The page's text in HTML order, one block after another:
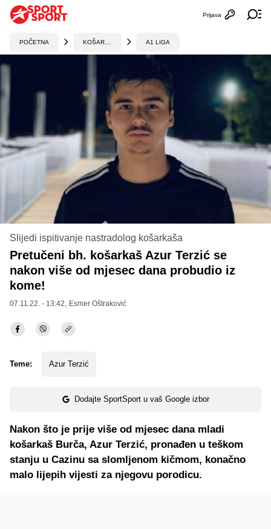
Otvori
Prijava
POČETNA A1 LIGA
Slijedi ispitivanje nastradolog košarkaša
Pretučeni bh. košarkaš Azur Terzić se
nakon više od mjesec dana probudio iz
kome!
07.11.22. - 13:42, Esmer Oštraković
Teme: Azur Terzić
Dodajte SportSport u vaš Google izbor
Nakon što je prije više od mjesec dana mladi
košarkaš Burča, Azur Terzić, pronađen u teškom
stanju u Cazinu sa slomljenom kičmom, konačno
malo lijepih vijesti za njegovu porodicu.